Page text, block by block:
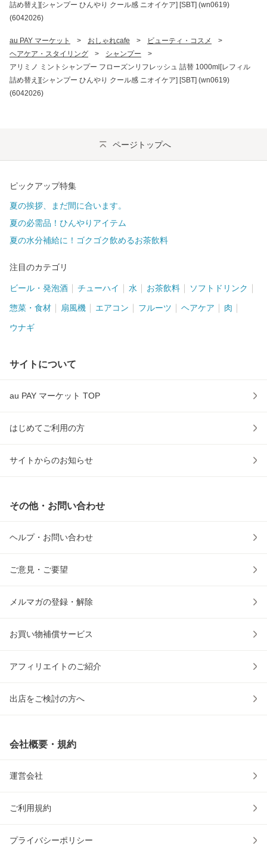
詰め替え][シャンプー ひんやり クール感 ニオイケア] [SBT] (wn0619)
(6042026)
au PAY マーケット > おしゃれcafe > ビューティ・コスメ
>
ヘアケア・スタイリング
> シャンプー
>
アリミノ ミントシャンプー フローズンリフレッシュ 詰替 1000ml[レフィル
詰め替え][シャンプー ひんやり クール感 ニオイケア] [SBT] (wn0619)
(6042026)
ページトップへ
ピックアップ特集
夏の挨拶、まだ間に合います。
夏の必需品！ひんやりアイテム
夏の水分補給に！ゴクゴク飲めるお茶飲料
注目のカテゴリ
ビール・発泡酒 チューハイ 水 お茶飲料 ソフトドリンク
惣菜・食材 扇風機 エアコン フルーツ ヘアケア 肉
ウナギ
サイトについて
au PAY マーケット TOP
はじめてご利用の方
サイトからのお知らせ
その他・お問い合わせ
ヘルプ・お問い合わせ
ご意見・ご要望
メルマガの登録・解除
お買い物補償サービス
アフィリエイトのご紹介
出店をご検討の方へ
会社概要・規約
運営会社
ご利用規約
プライバシーポリシー